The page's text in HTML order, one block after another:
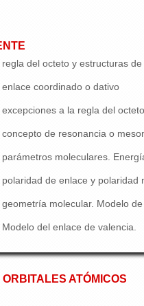
regla del octeto y estructuras de
enlace coordinado o dativo
excepciones a la regla del octeto
concepto de resonancia o
parámetros moleculares.
polaridad de enlace y polaridad
geometría molecular. Modelo
Modelo del enlace de valencia.
ATÓMICOS